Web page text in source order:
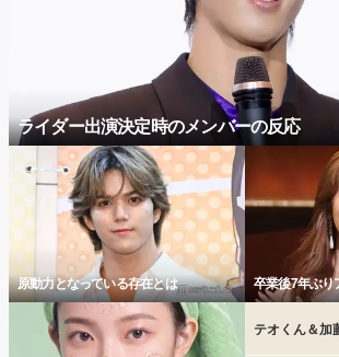
ライダー出演決定時のメンバーの反応
原動力となっている存在とは 卒業後7年ぶり
テオくん＆加